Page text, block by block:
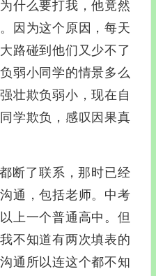
什么要打我，他竟然
因为这个原因，每天
路碰到他们又少不了
弱小同学的情景多么
壮欺负弱小，现在自
学欺负，感叹因果真
断了联系，那时已经
通，包括老师。中考
上一个普通高中。但
不知道有两次填表的
通所以连这个都不知